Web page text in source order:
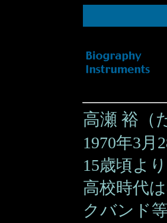
高瀬 裕（
1970年3
15歳頃よ
高校時代
クバンド